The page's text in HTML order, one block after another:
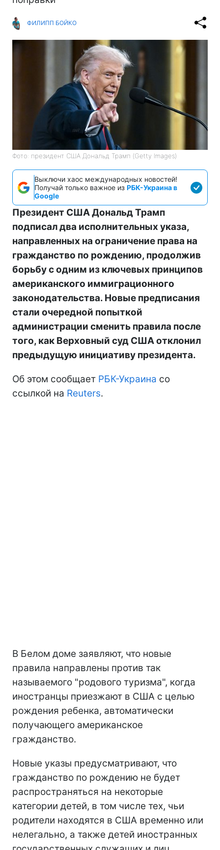
ФИЛИПП БОЙКО
Фото: президент США Дональд Трамп (Getty Images)
Выключи хаос международных новостей!
Получай только важное из РБК-Украина в
Google
Президент США Дональд Трамп
подписал два исполнительных указа,
направленных на ограничение права на
гражданство по рождению, продолжив
борьбу с одним из ключевых принципов
американского иммиграционного
законодательства. Новые предписания
стали очередной попыткой
администрации сменить правила после
того, как Верховный суд США отклонил
предыдущую инициативу президента.
Об этом сообщает РБК-Украина со
ссылкой на Reuters.
В Белом доме заявляют, что новые
правила направлены против так
называемого "родового туризма", когда
иностранцы приезжают в США с целью
рождения ребенка, автоматически
получающего американское
гражданство.
Новые указы предусматривают, что
гражданство по рождению не будет
распространяться на некоторые
категории детей, в том числе тех, чьи
родители находятся в США временно или
нелегально, а также детей иностранных